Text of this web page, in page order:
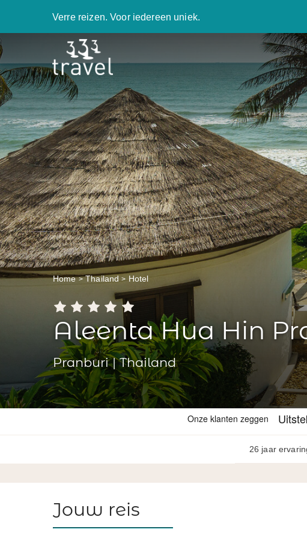
Verre reizen. Voor iedereen uniek.
Home Thailand Hotel
Aleenta Hua Hin
Pranburi | Thailand
26 jaar
Jouw reis